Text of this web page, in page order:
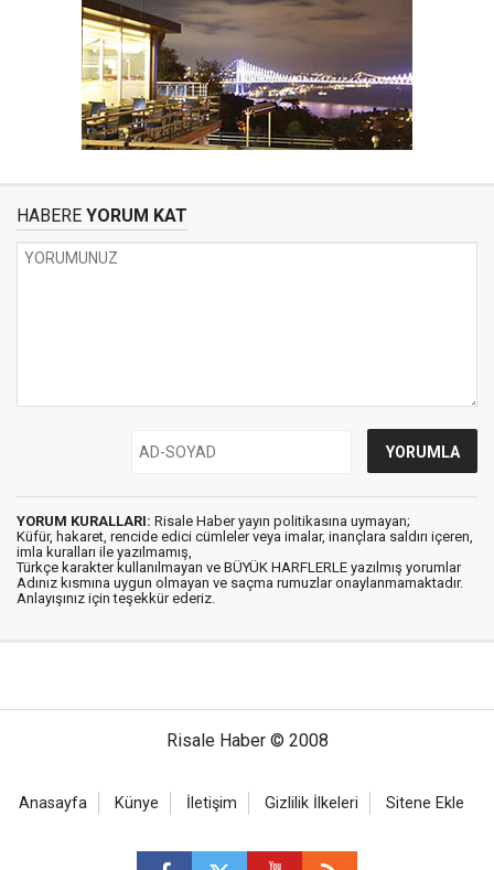
HABERE YORUM KAT
YORUM KURALLARI: Risale Haber yayın politikasına uymayan;
Küfür, hakaret, rencide edici cümleler veya imalar, inançlara saldırı içeren,
imla kuralları ile yazılmamış,
Türkçe karakter kullanılmayan ve BÜYÜK HARFLERLE yazılmış yorumlar
Adınız kısmına uygun olmayan ve saçma rumuzlar onaylanmamaktadır.
Anlayışınız için teşekkür ederiz.
Risale Haber © 2008
Anasayfa Künye İletişim Gizlilik İlkeleri Sitene Ekle